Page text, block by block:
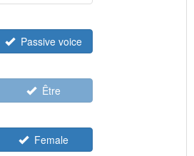
Passive voice
Être
Female